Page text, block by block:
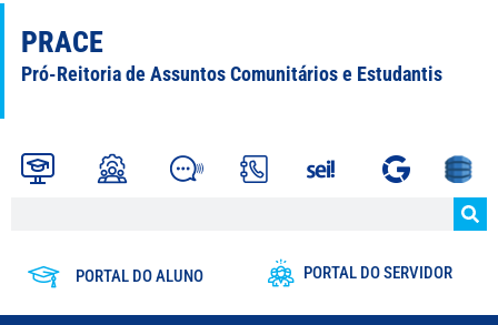
PRACE
Pró-Reitoria de Assuntos Comunitários e Estudantis
PORTAL DO ALUNO PORTAL DO SERVIDOR